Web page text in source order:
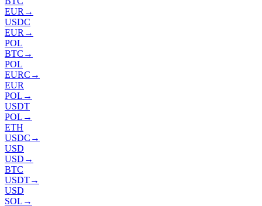
EUR →
USDC
EUR →
POL
BTC →
POL
EURC →
EUR
POL →
USDT
POL →
ETH
USDC →
USD
USD →
BTC
USDT→
USD
SOL →